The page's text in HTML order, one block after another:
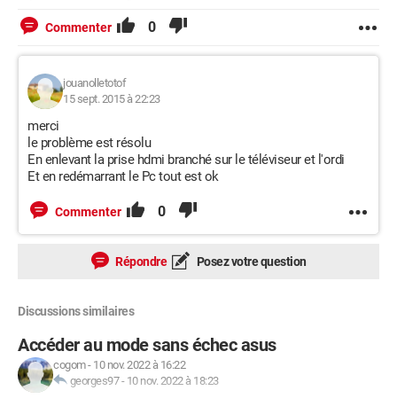
Commenter 0
jouanolletotof
15 sept. 2015 à 22:23
merci
le problème est résolu
En enlevant la prise hdmi branché sur le téléviseur et l'ordi
Et en redémarrant le Pc tout est ok
Commenter 0
Répondre Posez votre question
Discussions similaires
Accéder au mode sans échec asus
cogom- 10 nov. 2022 à 16:22
georges97- 10 nov. 2022 à 18:23